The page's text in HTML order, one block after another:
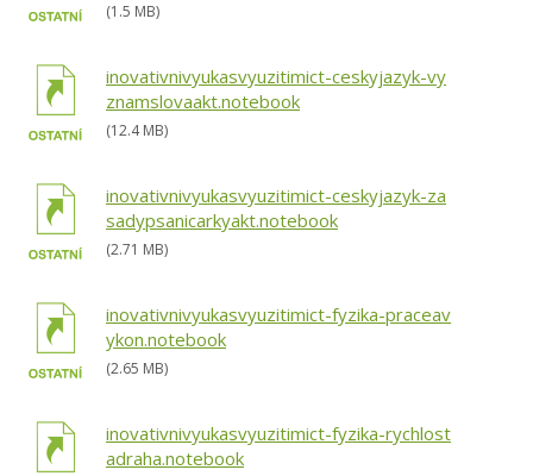
(1.5 MB)
inovativnivyukasvyuzitimict-ceskyjazyk-vy
znamslovaakt.notebook
(12.4 MB)
inovativnivyukasvyuzitimict-ceskyjazyk-za
sadypsanicarkyakt.notebook
(2.71 MB)
inovativnivyukasvyuzitimict-fyzika-praceav
ykon.notebook
(2.65 MB)
inovativnivyukasvyuzitimict-fyzika-rychlost
adraha.notebook